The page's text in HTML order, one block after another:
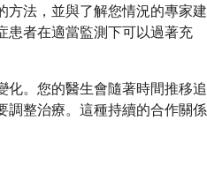
方法，並與了解您情況的專家建
患者在適當監測下可以過著充
化。您的醫生會隨著時間推移追
調整治療。這種持續的合作關係